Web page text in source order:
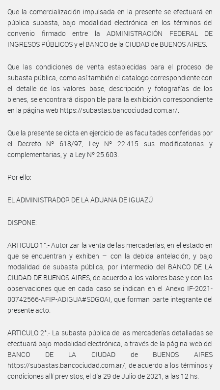
Que la comercialización impulsada en la presente se efectuará en
pública subasta, bajo modalidad electrónica en los términos del
convenio firmado entre la ADMINISTRACIÓN FEDERAL DE
INGRESOS PÚBLICOS y el BANCO de la CIUDAD de BUENOS AIRES.
Que las condiciones de venta establecidas para el proceso de
subasta pública, como así también el catalogo correspondiente con
el detalle de los valores base, descripción y fotografías de los
bienes, se encontrará disponible para la exhibición correspondiente
en la página web https://subastas.bancociudad.com.ar/.
Que la presente se dicta en ejercicio de las facultades conferidas por
el Decreto Nº 618/97, Ley Nº 22.415 sus modificatorias y
complementarias, y la Ley Nº 25.603.
Por ello:
EL ADMINISTRADOR DE LA ADUANA DE IGUAZÚ
DISPONE:
ARTICULO 1°.- Autorizar la venta de las mercaderías, en el estado en
que se encuentran y exhiben – con la debida antelación, y bajo
modalidad de subasta pública, por intermedio del BANCO DE LA
CIUDAD DE BUENOS AIRES, de acuerdo a los valores base y con las
observaciones que en cada caso se indican en el Anexo IF-2021-
00742566-AFIP-ADIGUA#SDGOAI, que forman parte integrante del
presente acto.
ARTICULO 2°.- La subasta pública de las mercaderías detalladas se
efectuará bajo modalidad electrónica, a través de la página web del
BANCO DE LA CIUDAD de BUENOS AIRES
https://subastas.bancociudad.com.ar/, de acuerdo a los términos y
condiciones allí previstos, el día 29 de Julio de 2021, a las 12 hs.